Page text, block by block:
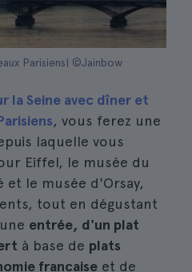
Parisiens| ©Jainbow
la Seine avec dîner et
, vous ferez une
laquelle vous
Eiffel, le musée du
et le musée d'Orsay,
tout en dégustant
entrée, d'un plat
à base de plats
française et de